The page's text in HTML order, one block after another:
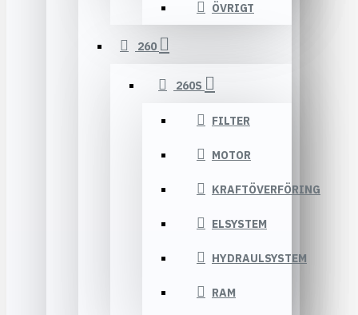
ÖVRIGT
260
260S
FILTER
MOTOR
KRAFTÖVERFÖRING
ELSYSTEM
HYDRAULSYSTEM
RAM